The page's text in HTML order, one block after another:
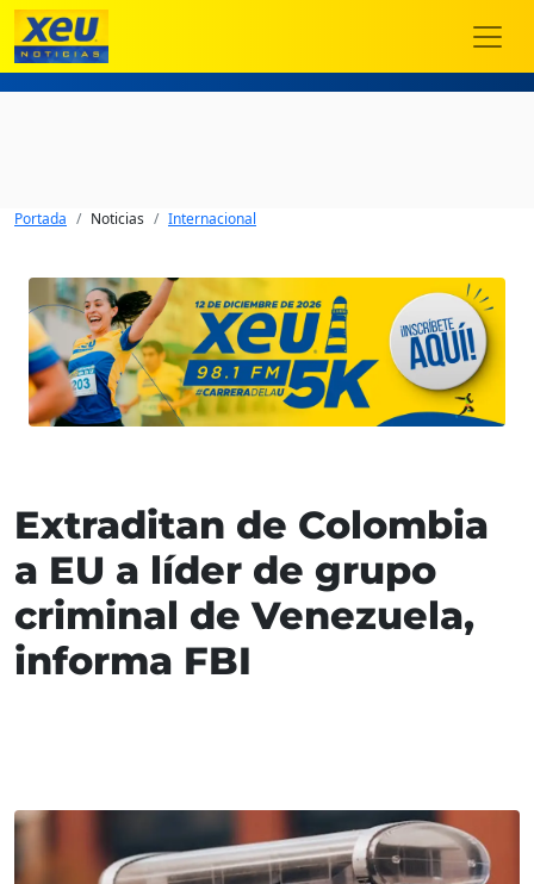
Portada Noticias Internacional
Extraditan de Colombia
a EU a líder de grupo
criminal de Venezuela,
informa FBI